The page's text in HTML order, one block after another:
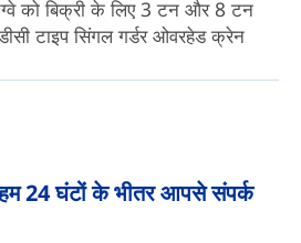
को बिक्री के लिए 3 टन और 8 टन
टाइप सिंगल गर्डर ओवरहेड क्रेन
24 घंटों के भीतर आपसे संपर्क